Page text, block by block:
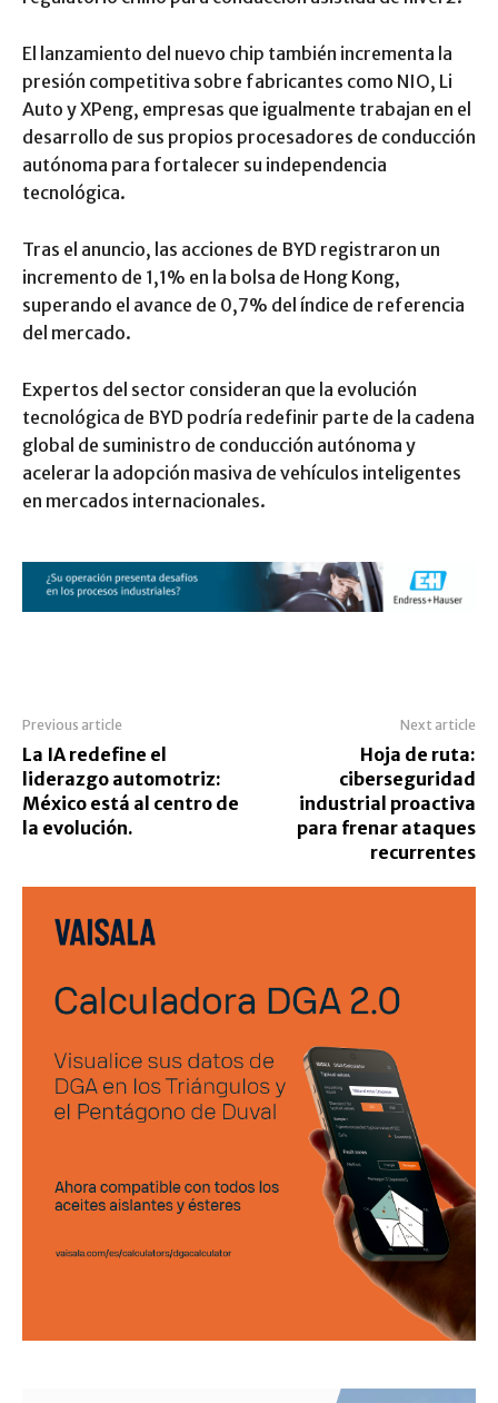
El lanzamiento del nuevo chip también incrementa la
presión competitiva sobre fabricantes como NIO, Li
Auto y XPeng, empresas que igualmente trabajan en el
desarrollo de sus propios procesadores de conducción
autónoma para fortalecer su independencia
tecnológica.
Tras el anuncio, las acciones de BYD registraron un
incremento de 1,1% en la bolsa de Hong Kong,
superando el avance de 0,7% del índice de referencia
del mercado.
Expertos del sector consideran que la evolución
tecnológica de BYD podría redefinir parte de la cadena
global de suministro de conducción autónoma y
acelerar la adopción masiva de vehículos inteligentes
en mercados internacionales.
Previous article
La IA redefine el
liderazgo automotriz:
México está al centro de
la evolución.
Next article
Hoja de ruta:
ciberseguridad
industrial proactiva
para frenar ataques
recurrentes